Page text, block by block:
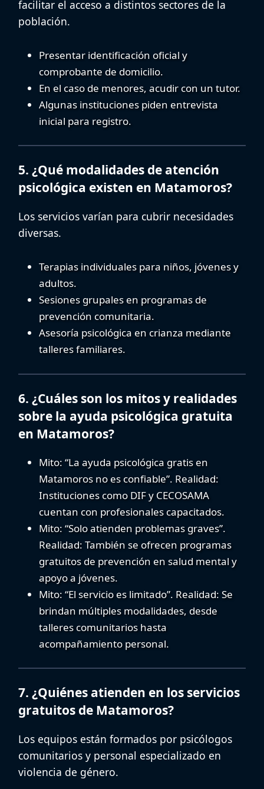
facilitar el acceso a distintos sectores de la
población.
Presentar identificación oficial y
comprobante de domicilio.
En el caso de menores, acudir con un tutor.
Algunas instituciones piden entrevista
inicial para registro.
5. ¿Qué modalidades de atención
psicológica existen en Matamoros?
Los servicios varían para cubrir necesidades
diversas.
Terapias individuales para niños, jóvenes y
adultos.
Sesiones grupales en programas de
prevención comunitaria.
Asesoría psicológica en crianza mediante
talleres familiares.
6. ¿Cuáles son los mitos y realidades
sobre la ayuda psicológica gratuita
en Matamoros?
Mito: “La ayuda psicológica gratis en
Matamoros no es confiable”. Realidad:
Instituciones como DIF y CECOSAMA
cuentan con profesionales capacitados.
Mito: “Solo atienden problemas graves”.
Realidad: También se ofrecen programas
gratuitos de prevención en salud mental y
apoyo a jóvenes.
Mito: “El servicio es limitado”. Realidad: Se
brindan múltiples modalidades, desde
talleres comunitarios hasta
acompañamiento personal.
7. ¿Quiénes atienden en los servicios
gratuitos de Matamoros?
Los equipos están formados por psicólogos
comunitarios y personal especializado en
violencia de género.